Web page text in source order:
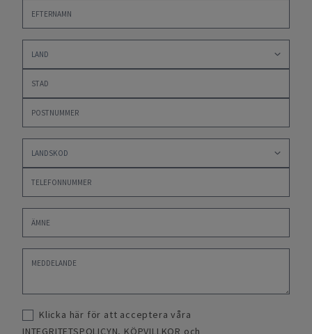
Klicka här för att acceptera våra
INTEGRITETSPOLICYN, KÖPVILLKOR och